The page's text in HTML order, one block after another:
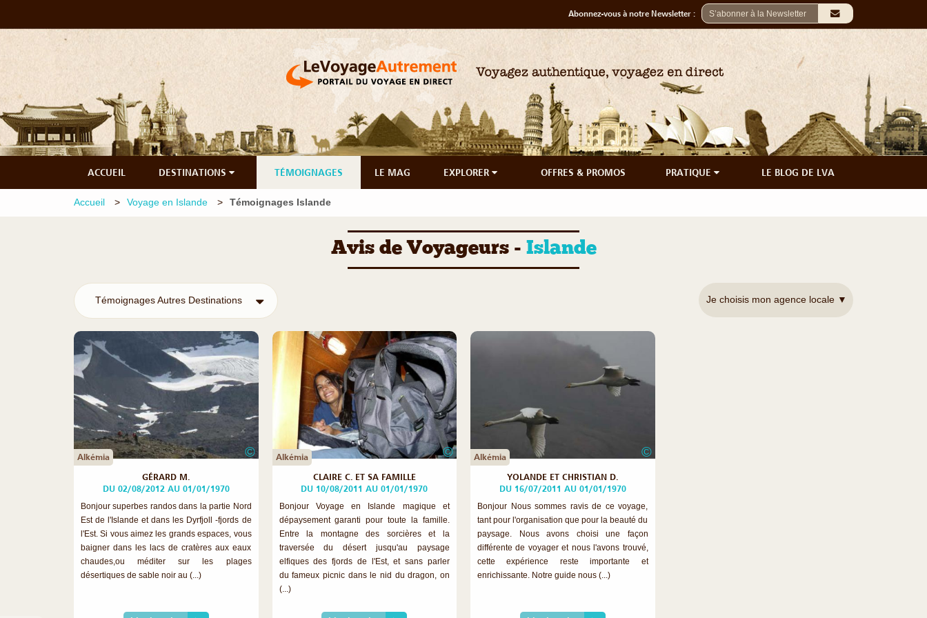
Abonnez-vous à notre Newsletter :
ACCUEIL DESTINATIONS TÉMOIGNAGES LE MAG EXPLORER OFFRES & PROMOS PRATIQUE LE BLOG DE LVA
Accueil Voyage en Islande Témoignages Islande
Avis de Voyageurs - Islande
Témoignages Autres Destinations
Alkémia ©
GÉRARD M.
DU 02/08/2012 AU 01/01/1970
Bonjour superbes randos dans la partie Nord
Est de l'Islande et dans les Dyrfjoll -fjords de
l'Est. Si vous aimez les grands espaces, vous
baigner dans les lacs de cratères aux eaux
chaudes,ou méditer sur les plages
désertiques de sable noir au (...)
Alkémia ©
CLAIRE C. ET SA FAMILLE
DU 10/08/2011 AU 01/01/1970
Bonjour Voyage en Islande magique et
dépaysement garanti pour toute la famille.
Entre la montagne des sorcières et la
traversée du désert jusqu'au paysage
elfiques des fjords de l'Est, et sans parler
du fameux picnic dans le nid du dragon, on
(...)
Alkémia ©
YOLANDE ET CHRISTIAN D.
DU 16/07/2011 AU 01/01/1970
Bonjour Nous sommes ravis de ce voyage,
tant pour l'organisation que pour la beauté du
paysage. Nous avons choisi une façon
différente de voyager et nous l'avons trouvé,
cette expérience reste importante et
enrichissante. Notre guide nous (...)